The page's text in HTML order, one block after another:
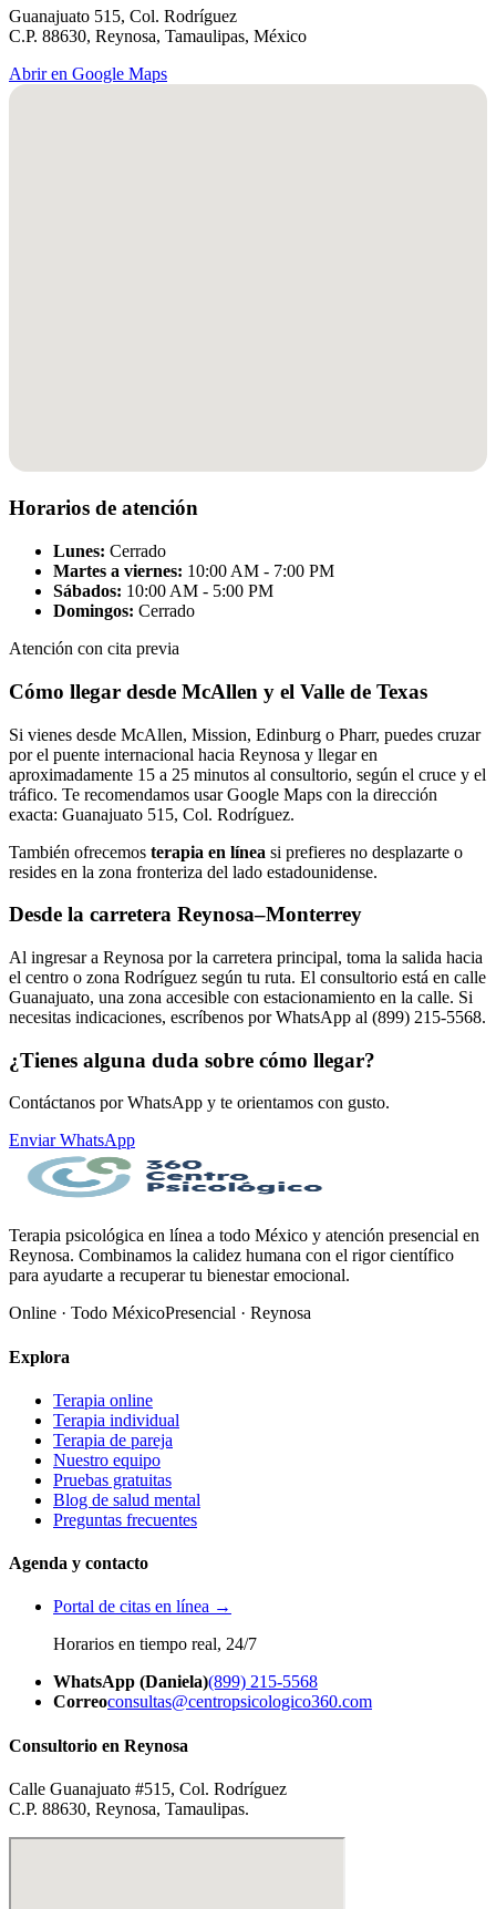
Guanajuato 515, Col. Rodríguez
C.P. 88630, Reynosa, Tamaulipas, México
Abrir en Google Maps
Horarios de atención
Lunes: Cerrado
Martes a viernes: 10:00 AM - 7:00 PM
Sábados: 10:00 AM - 5:00 PM
Domingos: Cerrado
Atención con cita previa
Cómo llegar desde McAllen y el Valle de Texas
Si vienes desde McAllen, Mission, Edinburg o Pharr, puedes cruzar
por el puente internacional hacia Reynosa y llegar en
aproximadamente 15 a 25 minutos al consultorio, según el cruce y el
tráfico. Te recomendamos usar Google Maps con la dirección
exacta: Guanajuato 515, Col. Rodríguez.
También ofrecemos terapia en línea si prefieres no desplazarte o
resides en la zona fronteriza del lado estadounidense.
Desde la carretera Reynosa–Monterrey
Al ingresar a Reynosa por la carretera principal, toma la salida hacia
el centro o zona Rodríguez según tu ruta. El consultorio está en calle
Guanajuato, una zona accesible con estacionamiento en la calle. Si
necesitas indicaciones, escríbenos por WhatsApp al (899) 215-5568.
¿Tienes alguna duda sobre cómo llegar?
Contáctanos por WhatsApp y te orientamos con gusto.
Enviar WhatsApp
Terapia psicológica en línea a todo México y atención presencial en
Reynosa. Combinamos la calidez humana con el rigor científico
para ayudarte a recuperar tu bienestar emocional.
Online · Todo MéxicoPresencial · Reynosa
Explora
Terapia online
Terapia individual
Terapia de pareja
Nuestro equipo
Pruebas gratuitas
Blog de salud mental
Preguntas frecuentes
Agenda y contacto
Portal de citas en línea →
Horarios en tiempo real, 24/7
WhatsApp (Daniela)(899) 215-5568
Correoconsultas@centropsicologico360.com
Consultorio en Reynosa
Calle Guanajuato #515, Col. Rodríguez
C.P. 88630, Reynosa, Tamaulipas.